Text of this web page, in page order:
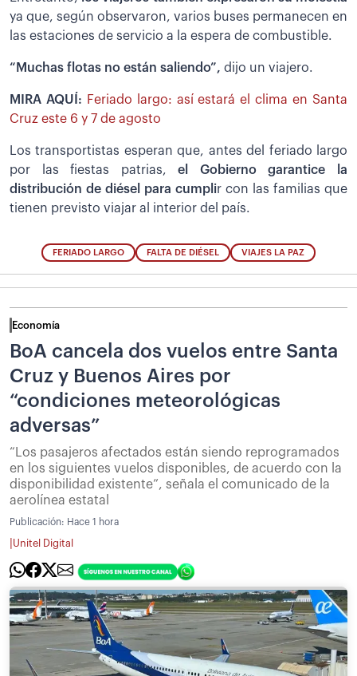
ya que, según observaron, varios buses permanecen en
las estaciones de servicio a la espera de combustible.
“Muchas flotas no están saliendo”, dijo un viajero.
MIRA AQUÍ: Feriado largo: así estará el clima en Santa
Cruz este 6 y 7 de agosto
Los transportistas esperan que, antes del feriado largo
por las fiestas patrias,el Gobierno garantice la
distribución de diésel para cumplir con las familias que
tienen previsto viajar al interior del país.
FERIADO LARGO FALTA DE DIÉSEL VIAJES LA PAZ
Economía
BoA cancela dos vuelos entre Santa
Cruz y Buenos Aires por
“condiciones meteorológicas
adversas”
“Los pasajeros afectados están siendo reprogramados
en los siguientes vuelos disponibles, de acuerdo con la
disponibilidad existente”, señala el comunicado de la
aerolínea estatal
Publicación: Hace 1 hora
Unitel Digital